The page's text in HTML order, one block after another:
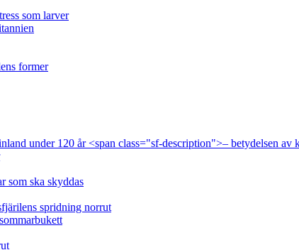
som larver
former
under 120 år <span class="sf-description">– betydelsen av
som ska skyddas
spridning norrut